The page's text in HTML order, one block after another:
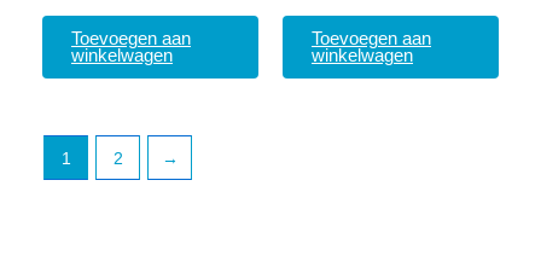
Toevoegen aan
winkelwagen
Toevoegen aan
winkelwagen
1 2 →